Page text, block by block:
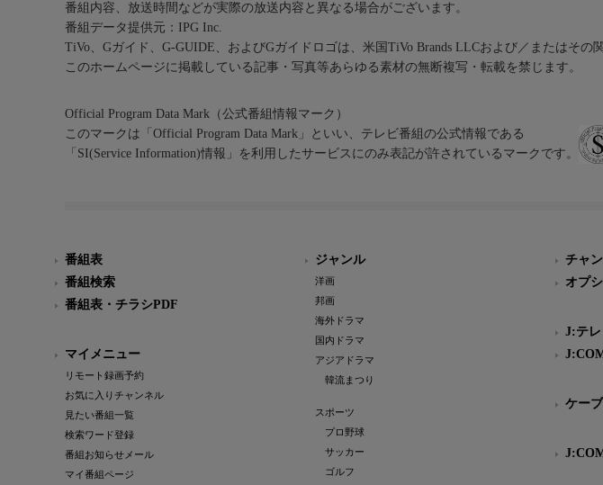
番組内容、放送時間などが実際の放送内容と異なる場合がございます。
番組データ提供元：IPG Inc.
TiVo、Gガイド、G-GUIDE、およびGガイドロゴは、米国TiVo Brands LLCおよび／またはその
このホームページに掲載している記事・写真等あらゆる素材の無断複写・転載を禁じます。
Official Program Data Mark（公式番組情報マーク）
このマークは「Official Program Data Mark」といい、テレビ番組の公式情報である
「SI(Service Information)情報」を利用したサービスにのみ表記が許されているマークです。
番組表
番組検索
番組表・チラシPDF
マイメニュー
リモート録画予約
お気に入りチャンネル
見たい番組一覧
検索ワード登録
番組お知らせメール
マイ番組ページ
ジャンル
洋画
邦画
海外ドラマ
国内ドラマ
アジアドラマ
韓流まつり
スポーツ
プロ野球
サッカー
ゴルフ
チャ
オプ
J:テレ
ケー